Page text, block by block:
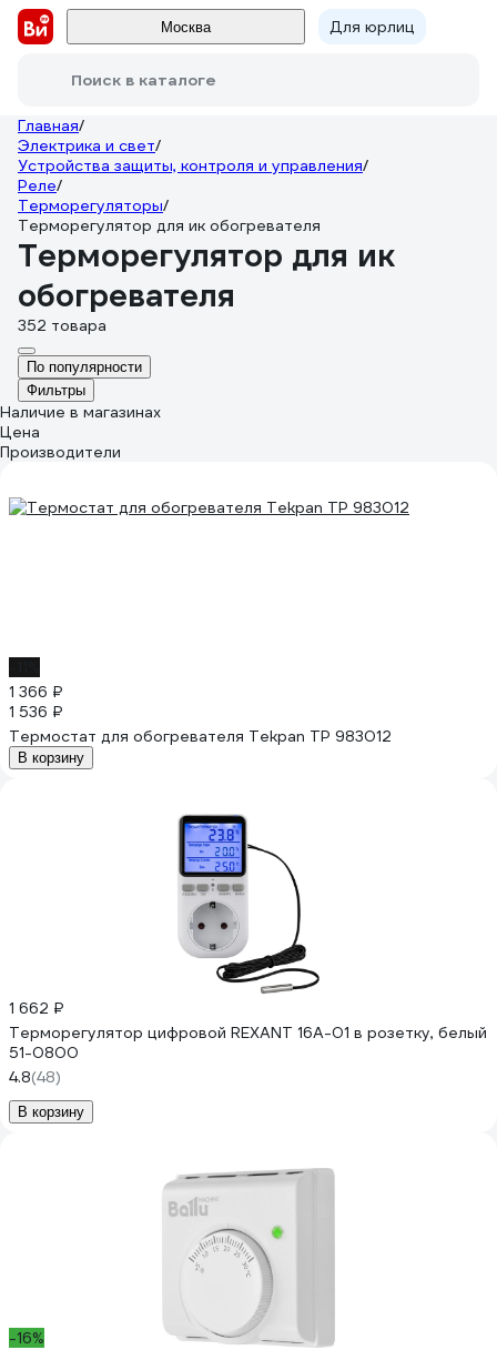
Москва Для юрлиц
Поиск в каталоге
Главная/
Электрика и свет/
Устройства защиты, контроля и управления/
Реле/
Терморегуляторы/
Терморегулятор для ик обогревателя
Терморегулятор для ик
обогревателя
352 товара
По популярности
Фильтры
Наличие в магазинах
Цена
Производители
1 366 ₽
1 536 ₽
Термостат для обогревателя Tekpan TP 983012
В корзину
1 662 ₽
Терморегулятор цифровой REXANT 16А-01 в розетку, белый
51-0800
4.8(48)
В корзину
-16%